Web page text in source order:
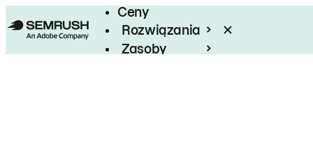
Ceny
Rozwiązania
Zasoby